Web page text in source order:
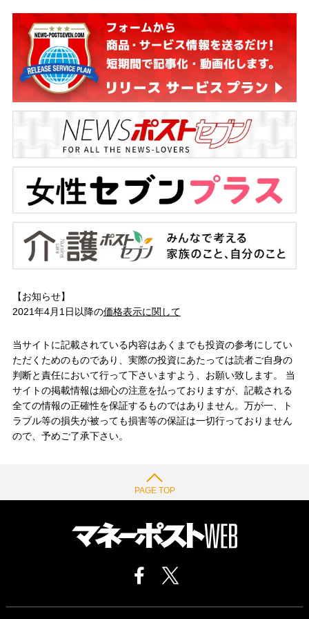
【お知らせ】
2021年4月1日以降の価格表示に関して
当サイトに記載されている内容はあくまでも投資の参考にしてい
ただくためのものであり、実際の投資にあたっては読者ご自身の
判断と責任において行って下さいますよう、お願い致します。 当
サイトの掲載情報は細心の注意を払っておりますが、記載される
全ての情報の正確性を保証するものではありません。万が一、ト
ラブル等の損失が被っても損害等の保証は一切行っておりません
ので、予めご了承下さい。
PAGE TOP